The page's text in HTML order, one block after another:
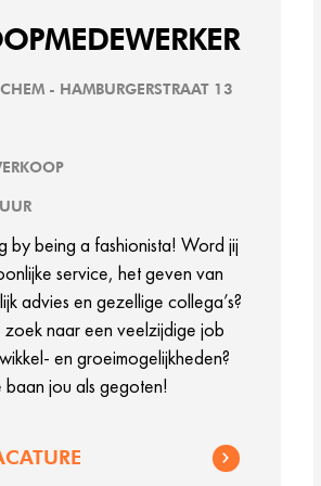
- HAMBURGERSTRAAT 13
by being a fashionista! Word jij
service, het geven van
advies en gezellige collega’s?
zoek naar een veelzijdige job
en groeimogelijkheden?
jou als gegoten!